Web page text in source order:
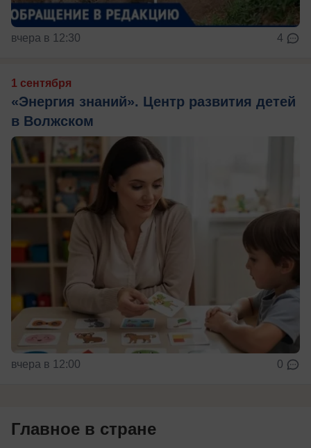
вчера в 12:30 4
1 сентября
«Энергия знаний». Центр развития детей
в Волжском
вчера в 12:00 0
Главное в стране